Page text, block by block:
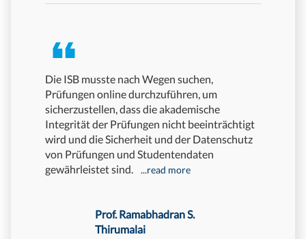
Die ISB musste nach Wegen suchen,
Prüfungen online durchzuführen, um
sicherzustellen, dass die akademische
Integrität der Prüfungen nicht beeinträchtigt
wird und die Sicherheit und der Datenschutz
von Prüfungen und Studentendaten
gewährleistet sind.
...read more
Prof. Ramabhadran S.
Thirumalai